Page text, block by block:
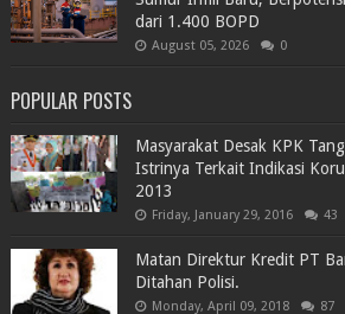
dari 1.400 BOPD
August 05, 2026 0
POPULAR POSTS
Masyarakat Desak KPK
Istrinya Terkait Indikasi
2013
Friday, January 29, 2016 43
Matan Direktur Kredit PT
Ditahan Polisi.
Monday, April 09, 2018 87